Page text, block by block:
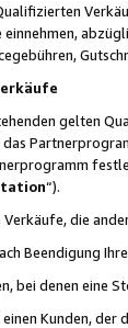
gelten
“).
die
Beendigung
bei denen eine
Kunden, der